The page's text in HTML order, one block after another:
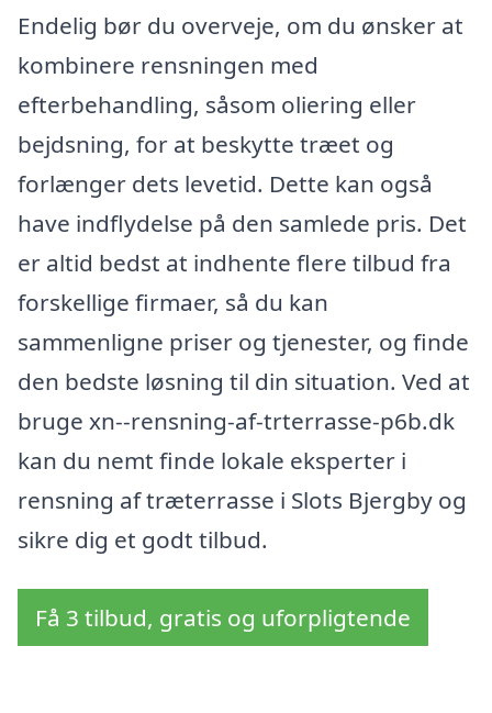
Endelig bør du overveje, om du ønsker at
kombinere rensningen med
efterbehandling, såsom oliering eller
bejdsning, for at beskytte træet og
forlænger dets levetid. Dette kan også
have indflydelse på den samlede pris. Det
er altid bedst at indhente flere tilbud fra
forskellige firmaer, så du kan
sammenligne priser og tjenester, og finde
den bedste løsning til din situation. Ved at
bruge xn--rensning-af-trterrasse-p6b.dk
kan du nemt finde lokale eksperter i
rensning af træterrasse i Slots Bjergby og
sikre dig et godt tilbud.
Få 3 tilbud, gratis og uforpligtende